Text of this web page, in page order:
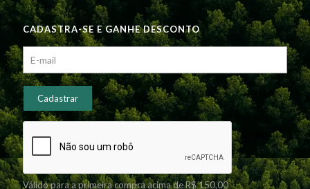
CADASTRA-SE E GANHE DESCONTO
Válido para a primeira compra acima de R$ 150,00